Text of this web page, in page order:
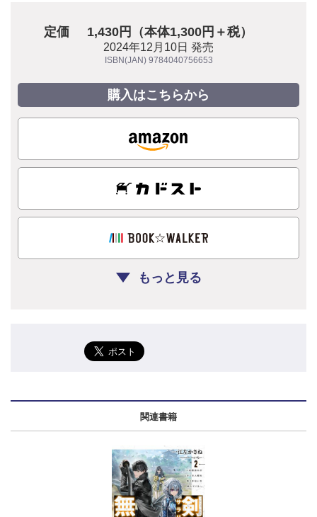
定価 1,430円（本体1,300円＋税）
2024年12月10日 発売
ISBN(JAN) 9784040756653
購入はこちらから
もっと見る
関連書籍